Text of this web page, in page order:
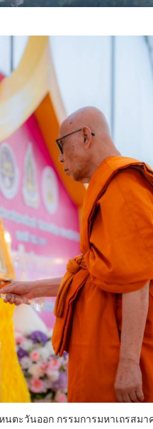
ะวันออก กรรมการมหาเถรสมา